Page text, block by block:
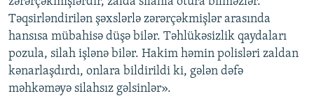
Təqsirləndirilən şəxslərlə zərərçəkmişlər arasında
hansısa mübahisə düşə bilər. Təhlükəsizlik qaydaları
pozula, silah işlənə bilər. Hakim həmin polisləri zaldan
kənarlaşdırdı, onlara bildirildi ki, gələn dəfə
məhkəməyə silahsız gəlsinlər».